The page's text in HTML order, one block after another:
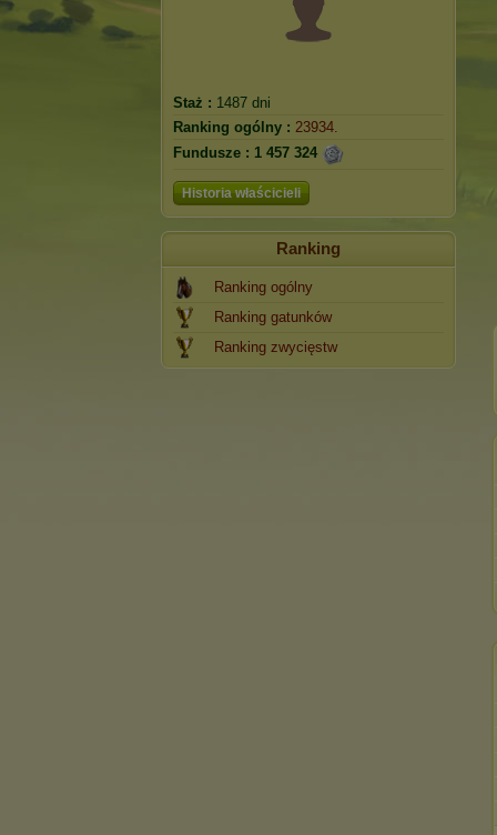
Staż : 1487 dni
Ranking ogólny : 23934.
Fundusze : 1 457 324
Historia właścicieli
Ranking
Ranking ogólny
Ranking gatunków
Ranking zwycięstw